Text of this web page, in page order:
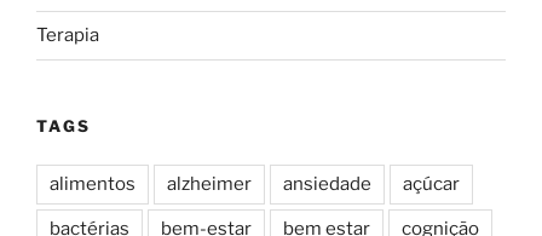
Terapia
TAGS
alimentos alzheimer ansiedade açúcar
bactérias bem-estar bem estar cognição